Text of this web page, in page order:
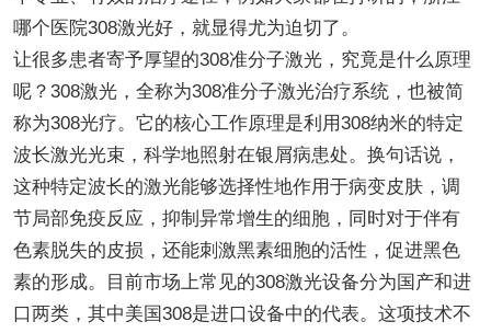
哪个医院308激光好，就显得尤为迫切了。
让很多患者寄予厚望的308准分子激光，究竟是什么原理
呢？308激光，全称为308准分子激光治疗系统，也被简
称为308光疗。它的核心工作原理是利用308纳米的特定
波长激光光束，科学地照射在银屑病患处。换句话说，
这种特定波长的激光能够选择性地作用于病变皮肤，调
节局部免疫反应，抑制异常增生的细胞，同时对于伴有
色素脱失的皮损，还能刺激黑素细胞的活性，促进黑色
素的形成。目前市场上常见的308激光设备分为国产和进
口两类，其中美国308是进口设备中的代表。这项技术不